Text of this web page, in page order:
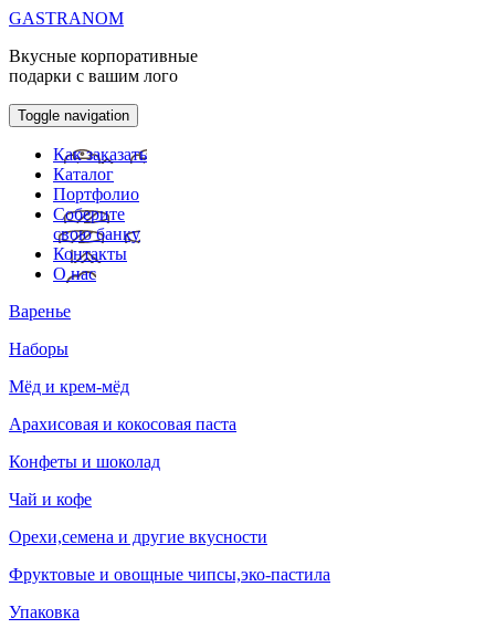
GASTRANOM
Вкусные корпоративные
подарки с вашим лого
Toggle navigation
Как заказать
Каталог
Портфолио
Соберите
свою банку
Контакты
О нас
Варенье
Наборы
Мёд и крем-мёд
Арахисовая и кокосовая паста
Конфеты и шоколад
Чай и кофе
Орехи,семена и другие вкусности
Фруктовые и овощные чипсы,эко-пастила
Упаковка